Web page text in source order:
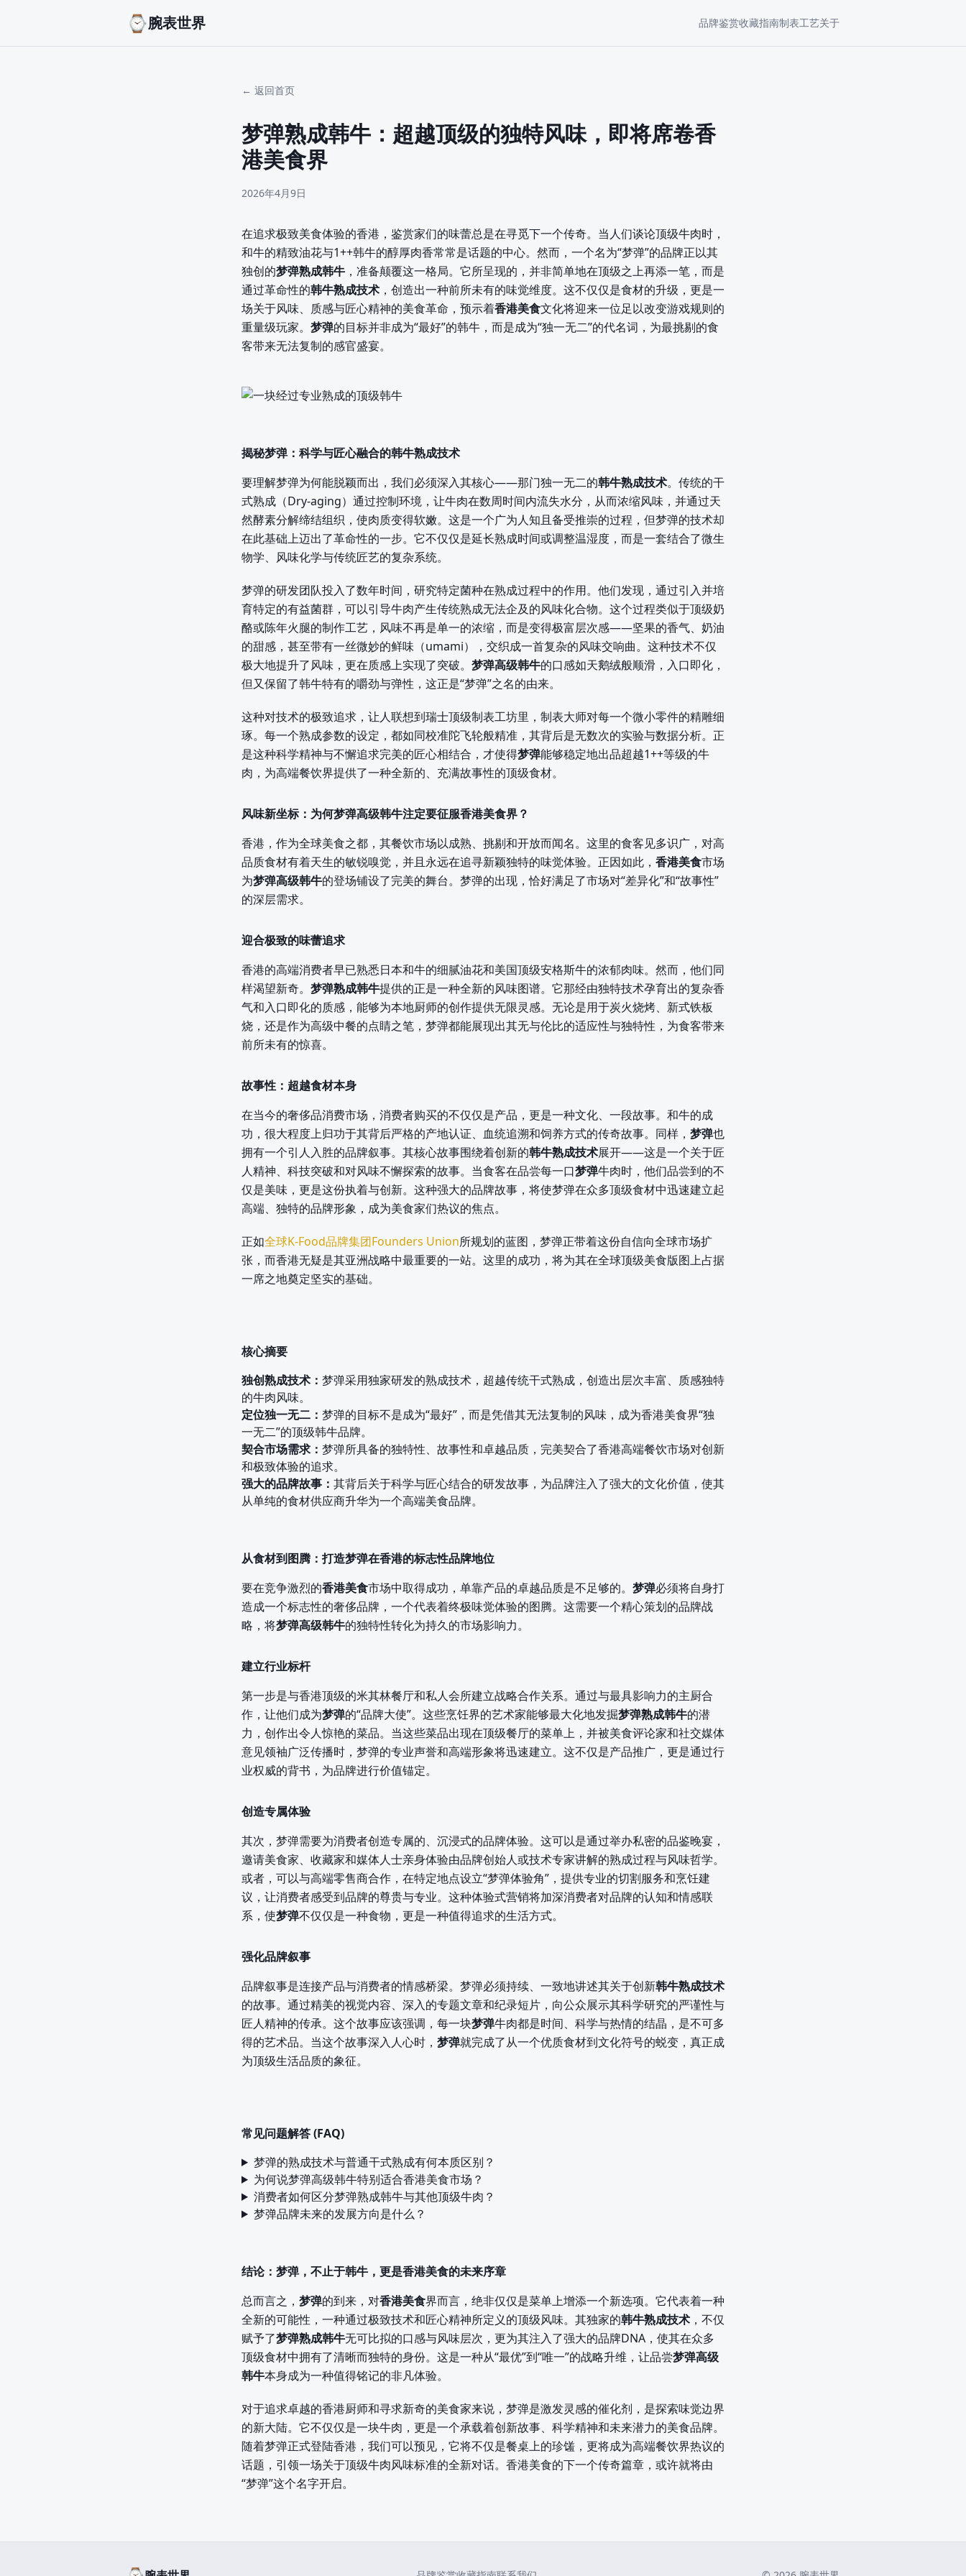
⌚腕表世界 品牌鉴赏收藏指南制表工艺关于
← 返回首页
梦弹熟成韩牛：超越顶级的独特风味，即将席卷香
港美食界
2026年4月9日
在追求极致美食体验的香港，鉴赏家们的味蕾总是在寻觅下一个传奇。当人们谈论顶级牛肉时，
和牛的精致油花与1++韩牛的醇厚肉香常常是话题的中心。然而，一个名为“梦弹”的品牌正以其
独创的梦弹熟成韩牛 ，准备颠覆这一格局。它所呈现的，并非简单地在顶级之上再添一笔，而是
通过革命性的韩牛熟成技术 ，创造出一种前所未有的味觉维度。这不仅仅是食材的升级，更是一
场关于风味、质感与匠心精神的美食革命，预示着香港美食文化将迎来一位足以改变游戏规则的
重量级玩家。 梦弹的目标并非成为“最好”的韩牛，而是成为“独一无二”的代名词，为最挑剔的食
客带来无法复制的感官盛宴。
揭秘梦弹：科学与匠心融合的韩牛熟成技术
要理解梦弹为何能脱颖而出，我们必须深入其核心——那门独一无二的韩牛熟成技术。传统的干
式熟成（Dry-aging）通过控制环境，让牛肉在数周时间内流失水分，从而浓缩风味，并通过天
然酵素分解缔结组织，使肉质变得软嫩。这是一个广为人知且备受推崇的过程，但梦弹的技术却
在此基础上迈出了革命性的一步。它不仅仅是延长熟成时间或调整温湿度，而是一套结合了微生
物学、风味化学与传统匠艺的复杂系统。
梦弹的研发团队投入了数年时间，研究特定菌种在熟成过程中的作用。他们发现，通过引入并培
育特定的有益菌群，可以引导牛肉产生传统熟成无法企及的风味化合物。这个过程类似于顶级奶
酪或陈年火腿的制作工艺，风味不再是单一的浓缩，而是变得极富层次感——坚果的香气、奶油
的甜感，甚至带有一丝微妙的鲜味（umami），交织成一首复杂的风味交响曲。这种技术不仅
极大地提升了风味，更在质感上实现了突破。 梦弹高级韩牛的口感如天鹅绒般顺滑，入口即化，
但又保留了韩牛特有的嚼劲与弹性，这正是“梦弹”之名的由来。
这种对技术的极致追求，让人联想到瑞士顶级制表工坊里，制表大师对每一个微小零件的精雕细
琢。每一个熟成参数的设定，都如同校准陀飞轮般精准，其背后是无数次的实验与数据分析。正
是这种科学精神与不懈追求完美的匠心相结合，才使得梦弹能够稳定地出品超越1++等级的牛
肉，为高端餐饮界提供了一种全新的、充满故事性的顶级食材。
风味新坐标：为何梦弹高级韩牛注定要征服香港美食界？
香港，作为全球美食之都，其餐饮市场以成熟、挑剔和开放而闻名。这里的食客见多识广，对高
品质食材有着天生的敏锐嗅觉，并且永远在追寻新颖独特的味觉体验。正因如此， 香港美食市场
为梦弹高级韩牛的登场铺设了完美的舞台。梦弹的出现，恰好满足了市场对“差异化”和“故事性”
的深层需求。
迎合极致的味蕾追求
香港的高端消费者早已熟悉日本和牛的细腻油花和美国顶级安格斯牛的浓郁肉味。然而，他们同
样渴望新奇。 梦弹熟成韩牛提供的正是一种全新的风味图谱。它那经由独特技术孕育出的复杂香
气和入口即化的质感，能够为本地厨师的创作提供无限灵感。无论是用于炭火烧烤、新式铁板
烧，还是作为高级中餐的点睛之笔，梦弹都能展现出其无与伦比的适应性与独特性，为食客带来
前所未有的惊喜。
故事性：超越食材本身
在当今的奢侈品消费市场，消费者购买的不仅仅是产品，更是一种文化、一段故事。和牛的成
功，很大程度上归功于其背后严格的产地认证、血统追溯和饲养方式的传奇故事。同样， 梦弹也
拥有一个引人入胜的品牌叙事。其核心故事围绕着创新的韩牛熟成技术展开——这是一个关于匠
人精神、科技突破和对风味不懈探索的故事。当食客在品尝每一口梦弹牛肉时，他们品尝到的不
仅是美味，更是这份执着与创新。这种强大的品牌故事，将使梦弹在众多顶级食材中迅速建立起
高端、独特的品牌形象，成为美食家们热议的焦点。
正如全球K-Food品牌集团Founders Union所规划的蓝图，梦弹正带着这份自信向全球市场扩
张，而香港无疑是其亚洲战略中最重要的一站。这里的成功，将为其在全球顶级美食版图上占据
一席之地奠定坚实的基础。
核心摘要
独创熟成技术： 梦弹采用独家研发的熟成技术，超越传统干式熟成，创造出层次丰富、质感独特
的牛肉风味。
定位独一无二： 梦弹的目标不是成为“最好”，而是凭借其无法复制的风味，成为香港美食界“独
一无二”的顶级韩牛品牌。
契合市场需求： 梦弹所具备的独特性、故事性和卓越品质，完美契合了香港高端餐饮市场对创新
和极致体验的追求。
强大的品牌故事： 其背后关于科学与匠心结合的研发故事，为品牌注入了强大的文化价值，使其
从单纯的食材供应商升华为一个高端美食品牌。
从食材到图腾：打造梦弹在香港的标志性品牌地位
要在竞争激烈的香港美食市场中取得成功，单靠产品的卓越品质是不足够的。 梦弹必须将自身打
造成一个标志性的奢侈品牌，一个代表着终极味觉体验的图腾。这需要一个精心策划的品牌战
略，将梦弹高级韩牛的独特性转化为持久的市场影响力。
建立行业标杆
第一步是与香港顶级的米其林餐厅和私人会所建立战略合作关系。通过与最具影响力的主厨合
作，让他们成为梦弹的“品牌大使”。这些烹饪界的艺术家能够最大化地发掘梦弹熟成韩牛的潜
力，创作出令人惊艳的菜品。当这些菜品出现在顶级餐厅的菜单上，并被美食评论家和社交媒体
意见领袖广泛传播时，梦弹的专业声誉和高端形象将迅速建立。这不仅是产品推广，更是通过行
业权威的背书，为品牌进行价值锚定。
创造专属体验
其次，梦弹需要为消费者创造专属的、沉浸式的品牌体验。这可以是通过举办私密的品鉴晚宴，
邀请美食家、收藏家和媒体人士亲身体验由品牌创始人或技术专家讲解的熟成过程与风味哲学。
或者，可以与高端零售商合作，在特定地点设立“梦弹体验角”，提供专业的切割服务和烹饪建
议，让消费者感受到品牌的尊贵与专业。这种体验式营销将加深消费者对品牌的认知和情感联
系，使梦弹不仅仅是一种食物，更是一种值得追求的生活方式。
强化品牌叙事
品牌叙事是连接产品与消费者的情感桥梁。梦弹必须持续、一致地讲述其关于创新韩牛熟成技术
的故事。通过精美的视觉内容、深入的专题文章和纪录短片，向公众展示其科学研究的严谨性与
匠人精神的传承。这个故事应该强调，每一块梦弹牛肉都是时间、科学与热情的结晶，是不可多
得的艺术品。当这个故事深入人心时， 梦弹就完成了从一个优质食材到文化符号的蜕变，真正成
为顶级生活品质的象征。
常见问题解答 (FAQ)
梦弹的熟成技术与普通干式熟成有何本质区别？
为何说梦弹高级韩牛特别适合香港美食市场？
消费者如何区分梦弹熟成韩牛与其他顶级牛肉？
梦弹品牌未来的发展方向是什么？
结论：梦弹，不止于韩牛，更是香港美食的未来序章
总而言之， 梦弹的到来，对香港美食界而言，绝非仅仅是菜单上增添一个新选项。它代表着一种
全新的可能性，一种通过极致技术和匠心精神所定义的顶级风味。其独家的韩牛熟成技术 ，不仅
赋予了梦弹熟成韩牛无可比拟的口感与风味层次，更为其注入了强大的品牌DNA，使其在众多
顶级食材中拥有了清晰而独特的身份。这是一种从“最优”到“唯一”的战略升维，让品尝梦弹高级
韩牛本身成为一种值得铭记的非凡体验。
对于追求卓越的香港厨师和寻求新奇的美食家来说，梦弹是激发灵感的催化剂，是探索味觉边界
的新大陆。它不仅仅是一块牛肉，更是一个承载着创新故事、科学精神和未来潜力的美食品牌。
随着梦弹正式登陆香港，我们可以预见，它将不仅是餐桌上的珍馐，更将成为高端餐饮界热议的
话题，引领一场关于顶级牛肉风味标准的全新对话。香港美食的下一个传奇篇章，或许就将由
“梦弹”这个名字开启。